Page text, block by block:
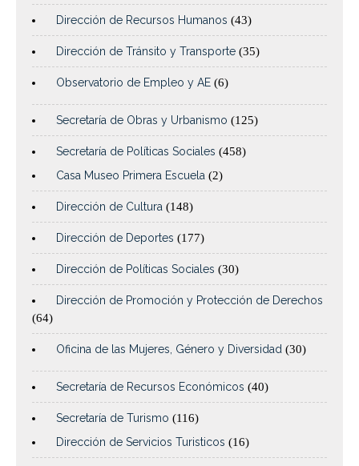
Dirección de Recursos Humanos (43)
Dirección de Tránsito y Transporte (35)
Observatorio de Empleo y AE (6)
Secretaría de Obras y Urbanismo (125)
Secretaría de Políticas Sociales (458)
Casa Museo Primera Escuela (2)
Dirección de Cultura (148)
Dirección de Deportes (177)
Dirección de Políticas Sociales (30)
Dirección de Promoción y Protección de Derechos
(64)
Oficina de las Mujeres, Género y Diversidad (30)
Secretaría de Recursos Económicos (40)
Secretaría de Turismo (116)
Dirección de Servicios Turisticos (16)